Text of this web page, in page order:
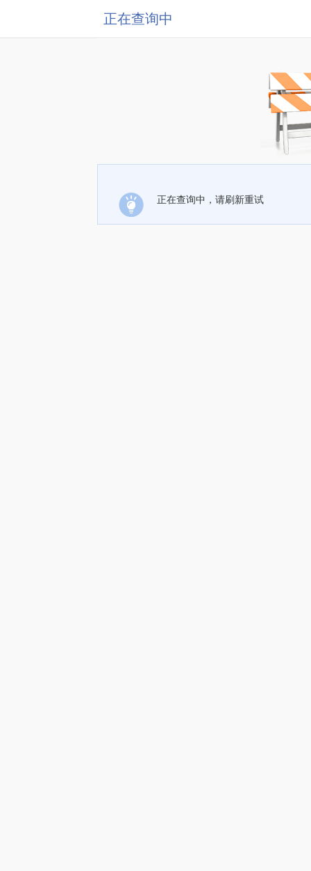
正在查询中
正在查询中，请刷新重试